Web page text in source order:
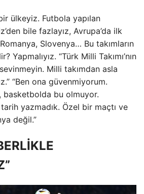
ülkeyiz. Futbola yapılan
bile fazlayız, Avrupa’da ilk
Slovenya… Bu takımların
Yapmalıyız. “Türk Milli Takımı’nın
Milli takımdan asla
“Ben ona güvenmiyorum.
basketbolda bu olmuyor.
tarih yazmadık. Özel bir maçtı ve
değil.”